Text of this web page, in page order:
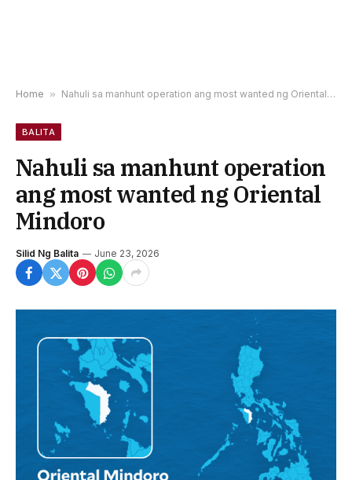
Home » Nahuli sa manhunt operation ang most wanted ng Oriental Mindoro
BALITA
Nahuli sa manhunt operation
ang most wanted ng Oriental
Mindoro
Silid Ng Balita June 23, 2026